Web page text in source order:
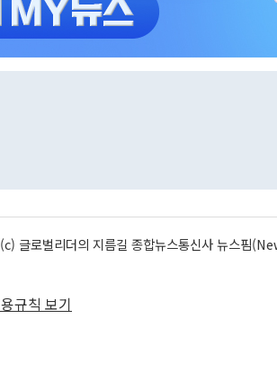
글로벌리더의 지름길 종합뉴스통신사 뉴스핌
규칙 보기